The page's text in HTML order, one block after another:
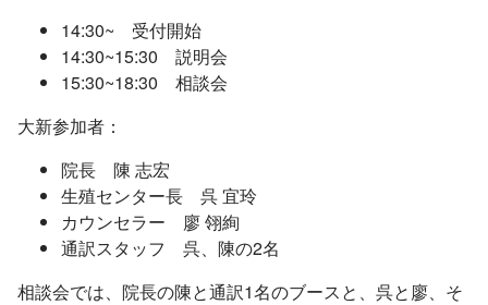
14:30~ 受付開始
14:30~15:30 説明会
15:30~18:30 相談会
大新参加者：
院長 陳 志宏
生殖センター長 呉 宜玲
カウンセラー 廖 翎絢
通訳スタッフ 呉、陳の2名
相談会では、院長の陳と通訳1名のブースと、呉と廖、そ